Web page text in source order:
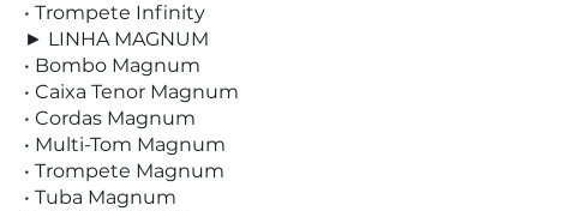
• Trompete Infinity
► LINHA MAGNUM
• Bombo Magnum
• Caixa Tenor Magnum
• Cordas Magnum
• Multi-Tom Magnum
• Trompete Magnum
• Tuba Magnum